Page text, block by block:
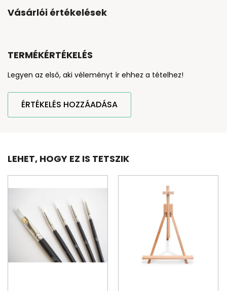
Vásárlói értékelések
TERMÉKÉRTÉKELÉS
Legyen az első, aki véleményt ír ehhez a tételhez!
ÉRTÉKELÉS HOZZÁADÁSA
LEHET, HOGY EZ IS TETSZIK